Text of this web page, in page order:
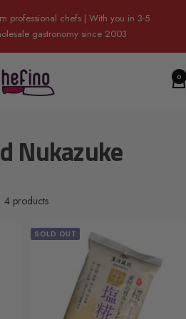
professional chefs | With you in 3-5
gastronomy since 2003
0
Nukazuke
4 products
SOLD OUT